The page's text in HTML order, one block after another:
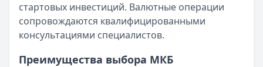
стартовых инвестиций. Валютные операции
сопровождаются квалифицированными
консультациями специалистов.
Преимущества выбора МКБ